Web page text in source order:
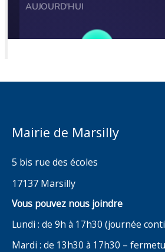
Mairie de Marsilly
5 bis rue des écoles
17137 Marsilly
Vous pouvez nous joindre
Lundi : de 9h à 17h30 (journée
Mardi : de 13h30 à 17h30 –